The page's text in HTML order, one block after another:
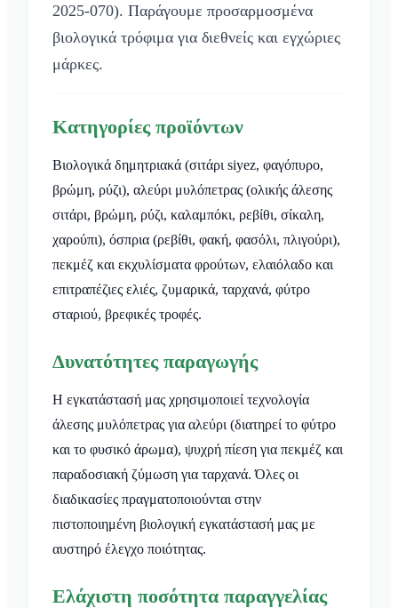
2025-070). Παράγουμε προσαρμοσμένα
βιολογικά τρόφιμα για διεθνείς και εγχώριες
μάρκες.
Κατηγορίες προϊόντων
Βιολογικά δημητριακά (σιτάρι siyez, φαγόπυρο,
βρώμη, ρύζι), αλεύρι μυλόπετρας (ολικής άλεσης
σιτάρι, βρώμη, ρύζι, καλαμπόκι, ρεβίθι, σίκαλη,
χαρούπι), όσπρια (ρεβίθι, φακή, φασόλι, πλιγούρι),
πεκμέζ και εκχυλίσματα φρούτων, ελαιόλαδο και
επιτραπέζιες ελιές, ζυμαρικά, ταρχανά, φύτρο
σταριού, βρεφικές τροφές.
Δυνατότητες παραγωγής
Η εγκατάστασή μας χρησιμοποιεί τεχνολογία
άλεσης μυλόπετρας για αλεύρι (διατηρεί το φύτρο
και το φυσικό άρωμα), ψυχρή πίεση για πεκμέζ και
παραδοσιακή ζύμωση για ταρχανά. Όλες οι
διαδικασίες πραγματοποιούνται στην
πιστοποιημένη βιολογική εγκατάστασή μας με
αυστηρό έλεγχο ποιότητας.
Ελάχιστη ποσότητα παραγγελίας